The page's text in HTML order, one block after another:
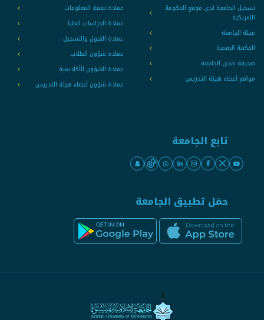
تسجيل الجامعة لدى موقع الحكومة
الامريكية
مجلة الجامعة
المكتبة الرقمية
صحيفة صدى الجامعة
مواقع أعضاء هيئة التدريس
عمادة تقنية المعلومات
عمادة الدراسات العليا
عمادة القبول والتسجيل
عمادة شؤون الطلاب
عمادة الشؤون الأكاديمية
عمادة شؤون أعضاء هيئة التدريس
تابع الجامعة
حمّل تطبيق الجامعة